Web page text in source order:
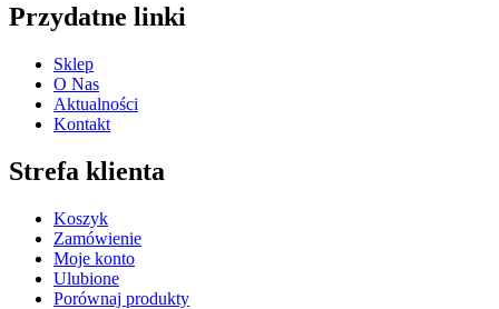
Przydatne linki
Sklep
O Nas
Aktualności
Kontakt
Strefa klienta
Koszyk
Zamówienie
Moje konto
Ulubione
Porównaj produkty